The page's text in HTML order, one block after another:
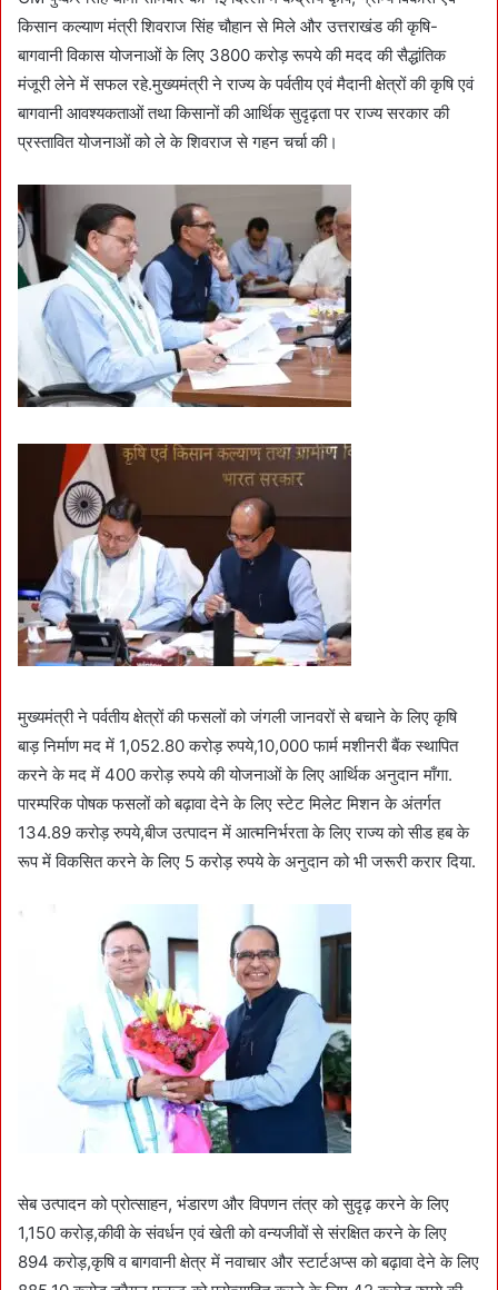
किसान कल्याण मंत्री शिवराज सिंह चौहान से मिले और उत्तराखंड की कृषि-
बागवानी विकास योजनाओं के लिए 3800 करोड़ रूपये की मदद की सैद्धांतिक
मंजूरी लेने में सफल रहे.मुख्यमंत्री ने राज्य के पर्वतीय एवं मैदानी क्षेत्रों की कृषि एवं
बागवानी आवश्यकताओं तथा किसानों की आर्थिक सुदृढ़ता पर राज्य सरकार की
प्रस्तावित योजनाओं को ले के शिवराज से गहन चर्चा की।
मुख्यमंत्री ने पर्वतीय क्षेत्रों की फसलों को जंगली जानवरों से बचाने के लिए कृषि
बाड़ निर्माण मद में 1,052.80 करोड़ रुपये,10,000 फार्म मशीनरी बैंक स्थापित
करने के मद में 400 करोड़ रुपये की योजनाओं के लिए आर्थिक अनुदान माँगा.
पारम्परिक पोषक फसलों को बढ़ावा देने के लिए स्टेट मिलेट मिशन के अंतर्गत
134.89 करोड़ रुपये,बीज उत्पादन में आत्मनिर्भरता के लिए राज्य को सीड हब के
रूप में विकसित करने के लिए 5 करोड़ रुपये के अनुदान को भी जरूरी करार दिया.
सेब उत्पादन को प्रोत्साहन, भंडारण और विपणन तंत्र को सुदृढ़ करने के लिए
1,150 करोड़,कीवी के संवर्धन एवं खेती को वन्यजीवों से संरक्षित करने के लिए
894 करोड़,कृषि व बागवानी क्षेत्र में नवाचार और स्टार्टअप्स को बढ़ावा देने के लिए